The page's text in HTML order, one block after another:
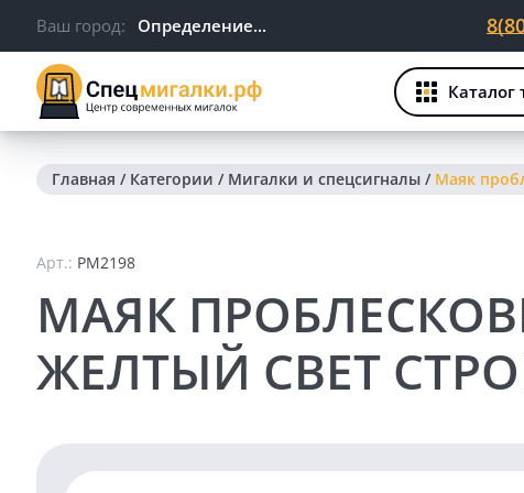
Ваш город: Определение...
Каталог
Главная / Категории / Мигалки и спецсигналы / Маяк
Арт.: PM2198
МАЯК
ЖЕЛТЫЙ СВЕТ